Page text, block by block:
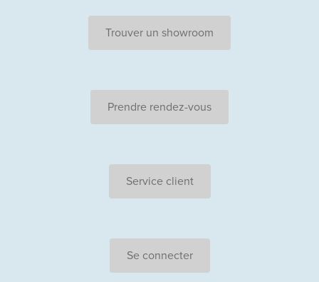
Trouver un showroom
Prendre rendez-vous
Service client
Se connecter